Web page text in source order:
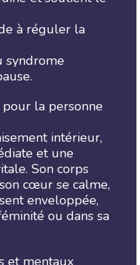
à réguler la
syndrome
la personne
intérieur,
et une
Son corps
cœur se calme,
enveloppée,
ou dans sa
et mentaux